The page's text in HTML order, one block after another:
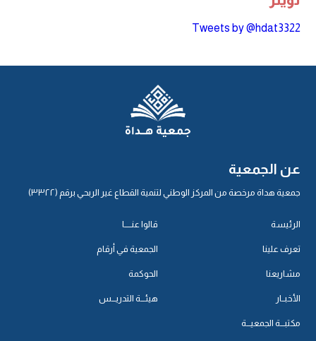
Tweets by @hdat3322
عن الجمعية
جمعية هداة مرخصة من المركز الوطني لتنمية القطاع غير الربحي برقم (٣٣٢٢)
الرئيسة
تعرف علينا
مشاريعنا
الأخبــار
مكتبـــة الجمعيـــة
قالوا عنـــــا
الجمعية في أرقام
الحوكمة
هيئـــة التدريـــس